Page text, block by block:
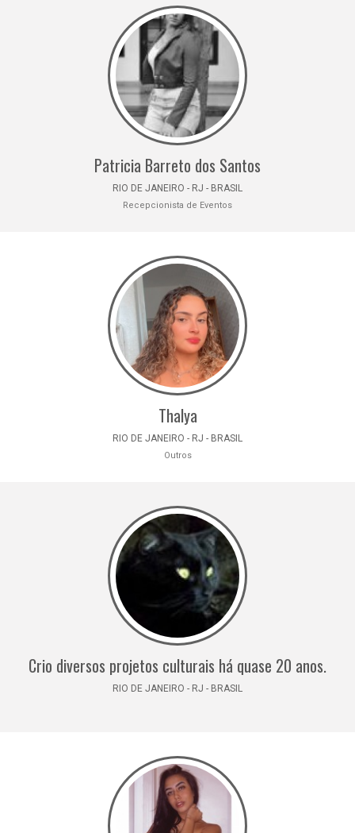
Patricia Barreto dos Santos
RIO DE JANEIRO - RJ - BRASIL
Recepcionista de Eventos
Thalya
RIO DE JANEIRO - RJ - BRASIL
Outros
Crio diversos projetos culturais há quase 20 anos.
RIO DE JANEIRO - RJ - BRASIL